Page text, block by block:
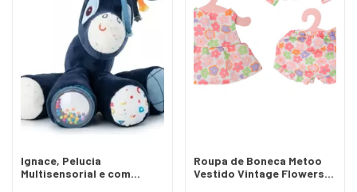
Ignace, Pelucia
Multisensorial e com
Roupa de Boneca Metoo
Vestido Vintage Flowers